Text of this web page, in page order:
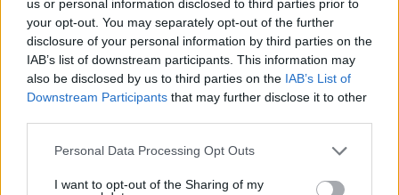
us or personal information disclosed to third parties prior to
your opt-out. You may separately opt-out of the further
disclosure of your personal information by third parties on the
IAB’s list of downstream participants. This information may
also be disclosed by us to third parties on the IAB’s List of
Downstream Participants that may further disclose it to other
Please note that this website/app uses one or more Google
not limited to your visit or usage behaviour. You may click to
Personal Data Processing Opt Outs
I want to opt-out of the Sharing of my
que pueden ayudarte a aminorar las cargas de
trabajo en tu negocio o empresa para que
puedas ofrecer a tus clientes la seguridad y el
apoyo que merecen. Llega la transformación
digital para quedarse. Menú digital QR para el
sector gastronómico de México con Recafy.
Nuestra carta digital es la forma más sencilla y